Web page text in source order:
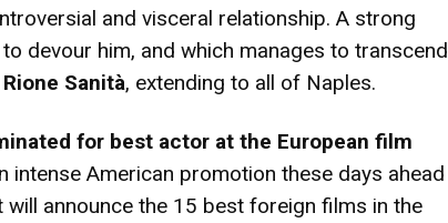
and visceral relationship. A strong
devour him, and which manages to transcend
Rione Sanità, extending to all of Naples.
for best actor at the European film
intense American promotion these days ahead
announce the 15 best foreign films in the